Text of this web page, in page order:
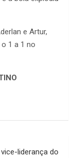
e Artur,
1 a 1 no
liderança do